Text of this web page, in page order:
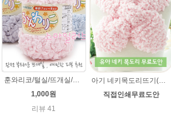
훈와리코/털실/뜨개실/뜨개질실/손뜨개실/목도리털실/뜨게실/뜨게질/손뜨개질실
1,000원
리뷰 41
직접인쇄무료도안